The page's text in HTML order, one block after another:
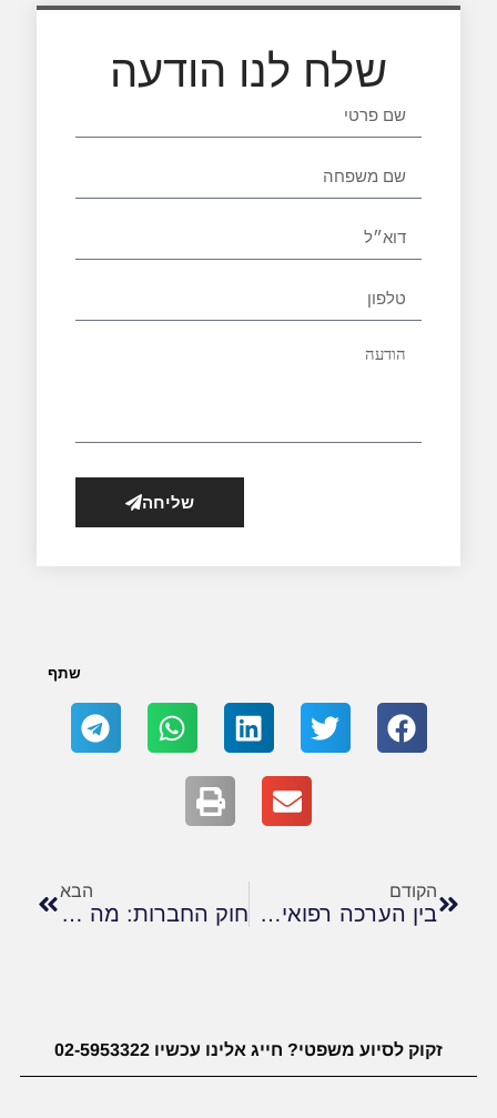
שלח לנו הודעה
שליחה
שתף
הקודם
בין הערכה רפואית לתוצאה משפטית: חשיבות חוות הדעת הרפואיות בתביעות נכות
הבא
חוק החברות: מה חשוב למנהלים לדעת? (אחריות דירקטורים בחברות והשלכותיה – הגנות ואחריות)
זקוק לסיוע משפטי? חייג אלינו עכשיו 02-5953322